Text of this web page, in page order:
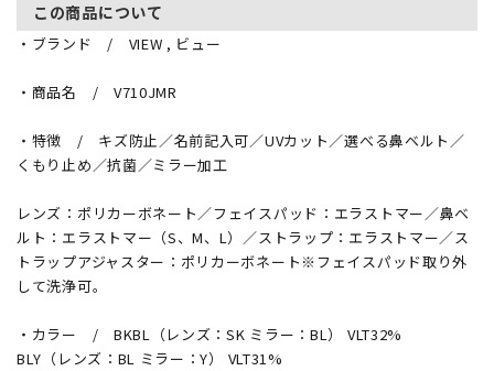
この商品について
・ブランド / VIEW , ビュー
・商品名 / V710JMR
・特徴 / キズ防止／名前記入可／UVカット／選べる鼻ベルト／
くもり止め／抗菌／ミラー加工
レンズ：ポリカーボネート／フェイスパッド：エラストマー／鼻ベ
ルト：エラストマー（S、M、L）／ストラップ：エラストマー／ス
トラップアジャスター：ポリカーボネート※フェイスパッド取り外
して洗浄可。
・カラー / BKBL（レンズ：SK ミラー：BL） VLT32%
BLY（レンズ：BL ミラー：Y） VLT31%